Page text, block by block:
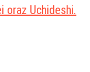
oraz Uchideshi.